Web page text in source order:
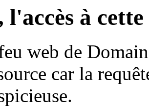
l'accès à
web de
car la